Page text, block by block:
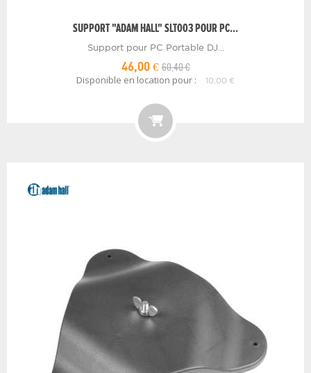
SUPPORT "ADAM HALL" SLT003 POUR PC...
Support pour PC Portable DJ...
46,00 €60,40 €
Disponible en location pour : 10,00 €